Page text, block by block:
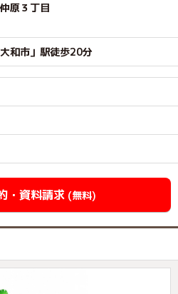
原３丁目
和市」駅徒歩20分
・資料請求 (無料)